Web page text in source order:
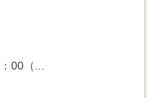
00（...